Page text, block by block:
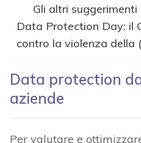
Gli altri suggerimenti
Data Protection Day: il
contro la violenza della
Data protection
aziende
Per valutare e